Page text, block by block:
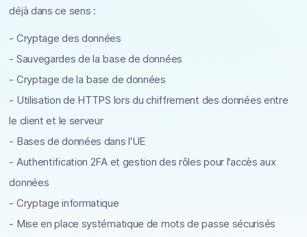
déjà dans ce sens :
- Cryptage des données
- Sauvegardes de la base de données
- Cryptage de la base de données
- Utilisation de HTTPS lors du chiffrement des données entre
le client et le serveur
- Bases de données dans l'UE
- Authentification 2FA et gestion des rôles pour l'accès aux
données
- Cryptage informatique
- Mise en place systématique de mots de passe sécurisés